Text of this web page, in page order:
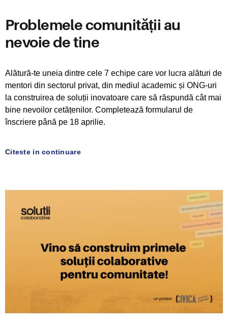
Problemele comunității au
nevoie de tine
Alătură-te uneia dintre cele 7 echipe care vor lucra alături de
mentori din sectorul privat, din mediul academic și ONG-uri
la construirea de soluții inovatoare care să răspundă cât mai
bine nevoilor cetățenilor. Completează formularul de
înscriere până pe 18 aprilie.
Citeste in continuare